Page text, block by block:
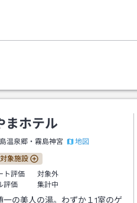
まホテル
温泉郷・霧島神宮 地図
象施設
ト評価
対象外
評価
集計中
一の美人の湯。わずか１1室のゲ